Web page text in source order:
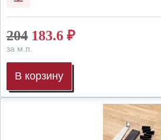
204 183.6 ₽
за м.п.
В корзину